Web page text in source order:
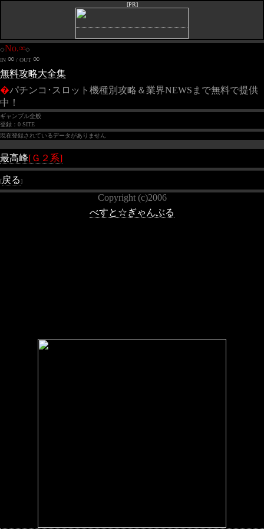
[PR]
◇No.∞◇
IN ∞ / OUT ∞
無料攻略大全集
�パチンコ･スロット機種別攻略＆業界NEWSまで無料で提供
中！
ギャンブル全般
登録：0 SITE
現在登録されているデータがありません
最高峰[Ｇ２系]
[戻る]
Copyright (c)2006
べすと☆ぎゃんぶる